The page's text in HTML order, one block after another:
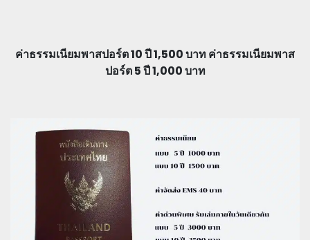
ค่าธรรมเนียมพาสปอร์ต 10 ปี 1,500 บาท ค่าธรรมเนียมพาส
ปอร์ต 5 ปี 1,000 บาท